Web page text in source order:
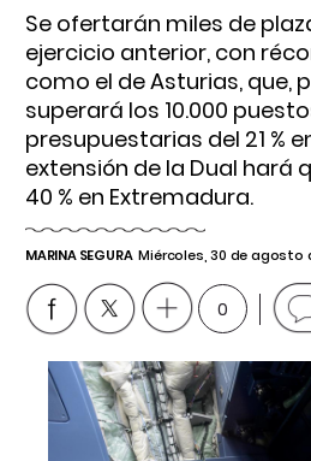
Se ofertarán miles de
ejercicio anterior, con
como el de Asturias, que,
superará los 10.000
presupuestarias del 21 %
extensión de la Dual hará
40 % en Extremadura.
MARINA SEGURA Miércoles, 30 de agosto
0